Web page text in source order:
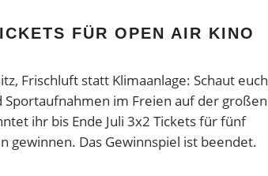
FÜR OPEN AIR KINO
Frischluft statt Klimaanlage: Schaut euch
Sportaufnahmen im Freien auf der großen
ihr bis Ende Juli 3x2 Tickets für fünf
gewinnen. Das Gewinnspiel ist beendet.